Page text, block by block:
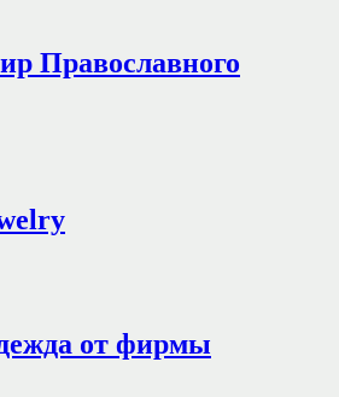
Православного
от фирмы